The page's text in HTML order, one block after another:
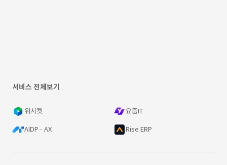
서비스 전체보기
위시켓 요즘IT
AIDP - AX Rise ERP